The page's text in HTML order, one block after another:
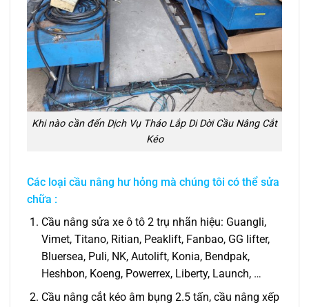
Khi nào cần đến Dịch Vụ Tháo Lắp Di Dời Cầu Nâng Cắt
Kéo
Các loại cầu nâng hư hỏng mà chúng tôi có thể sửa
chữa :
Cầu nâng sửa xe ô tô 2 trụ nhãn hiệu: Guangli,
Vimet, Titano, Ritian, Peaklift, Fanbao, GG lifter,
Bluersea, Puli, NK, Autolift, Konia, Bendpak,
Heshbon, Koeng, Powerrex, Liberty, Launch, …
Cầu nâng cắt kéo âm bụng 2.5 tấn, cầu nâng xếp